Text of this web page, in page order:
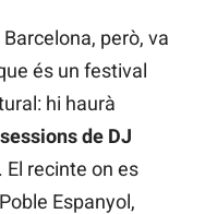
però, va
és un festival
hi haurà
de DJ
recinte on es
Espanyol,